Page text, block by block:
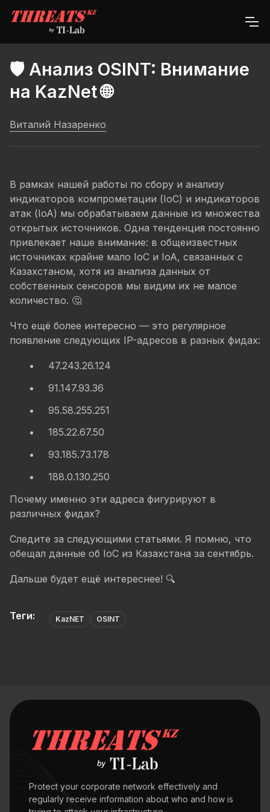
🛡️ Анализ OSINT: Внимание
на KazNet 🌐
Виталий Назаренко
В рамках нашей работы по сбору и анализу
индикаторов компрометации (IoC) и индикаторов
атак (IoA) мы обрабатываем данные из множества
открытых источников. Одна тенденция постоянно
привлекает наше внимание: в общеизвестных
источниках крайне мало IoC и IoA, связанных с
Казахстаном, хотя из анализа данных от
собственных сенсоров мы видим их не малое
количество. 🤔
Что ещё более интересно — это регулярное
появление следующих IP-адресов в разных фидах:
47.243.26.124
91.147.93.36
95.58.255.251
185.22.67.50
93.185.73.178
188.0.130.250
Почему именно эти адреса фигурируют в
различных фидах?
Следите за следующими статьями. Я помню, что
обещал данные об IoC из Казахстана за сентябрь.
Дальше будет ещё интереснее! 🔍
Теги: KazNET OSINT
Protect your corporate network effectively and
regularly receive information about who and how is